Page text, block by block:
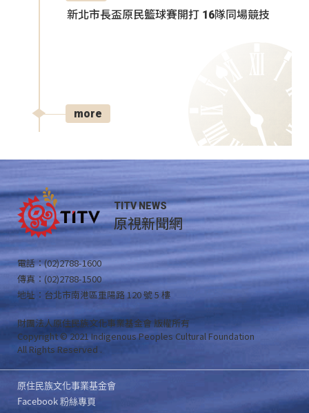
新北市長盃原民籃球賽開打 16隊同場競技
more
TITV NEWS
原視新聞網
電話：(02)2788-1600
傳真：(02)2788-1500
地址：台北市南港區重陽路 120 號 5 樓
財團法人原住民族文化事業基金會 版權所有
Copyright © 2021 Indigenous Peoples Cultural Foundation
All Rights Reserved .
原住民族文化事業基金會
Facebook 粉絲專頁